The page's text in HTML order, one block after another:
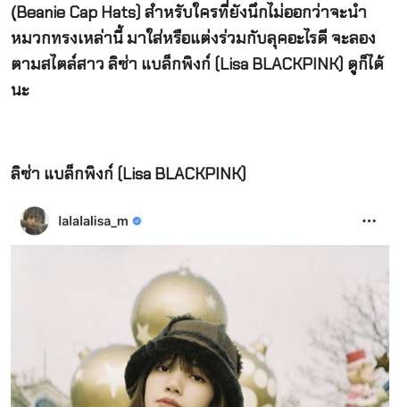
(ฺBeanie Cap Hats) สำหรับใครที่ยังนึกไม่ออกว่าจะนำ
หมวกทรงเหล่านี้ มาใส่หรือแต่งร่วมกับลุคอะไรดี จะลอง
ตามสไตล์สาว ลิซ่า แบล็กพิงก์ (Lisa BLACKPINK) ดูก็ได้
นะ
ลิซ่า แบล็กพิงก์ (Lisa BLACKPINK)